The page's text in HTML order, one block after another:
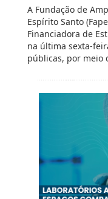
A Fundação de
Espírito Santo
Financiadora de
na última sexta-
públicas, por meio